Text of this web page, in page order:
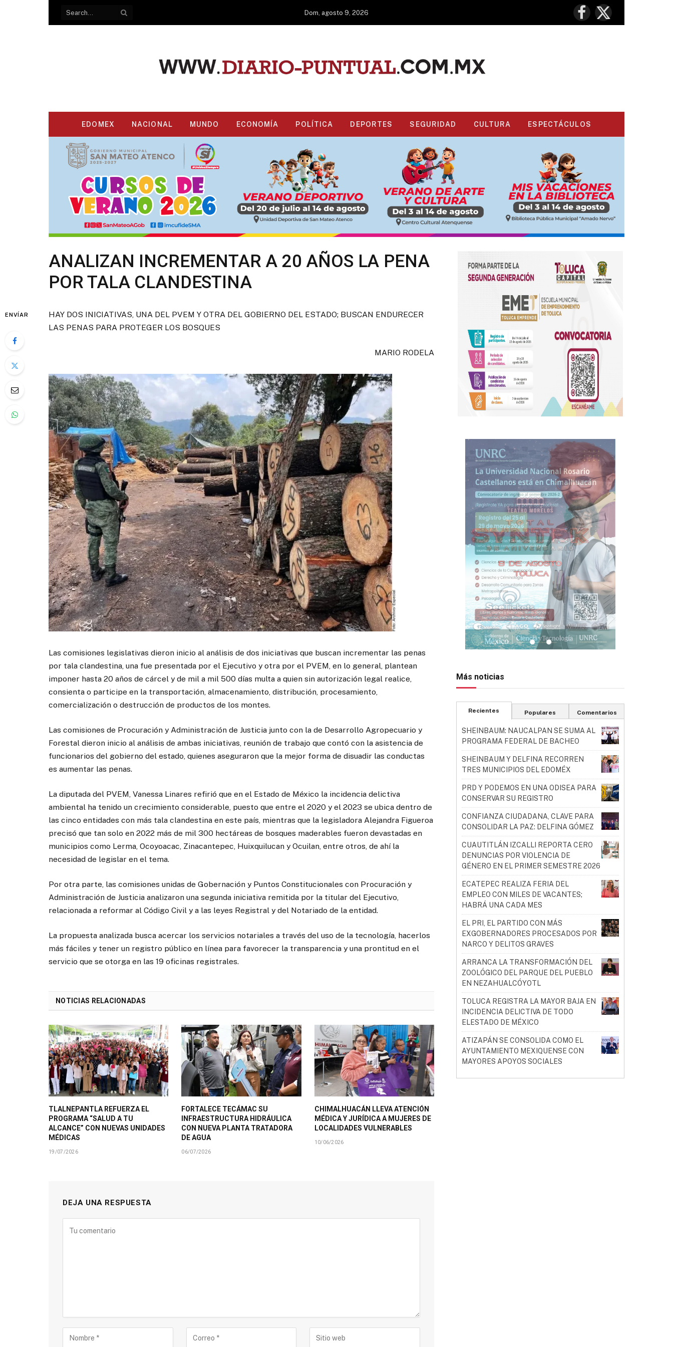
Dom, agosto 9, 2026
Facebook
X
(Twitter)
EDOMEX NACIONAL MUNDO ECONOMÍA POLÍTICA DEPORTES SEGURIDAD CULTURA ESPECTÁCULOS
ANALIZAN INCREMENTAR A 20 AÑOS LA PENA
POR TALA CLANDESTINA
ENVÍAR
HAY DOS INICIATIVAS, UNA DEL PVEM Y OTRA DEL GOBIERNO DEL ESTADO; BUSCAN ENDURECER
LAS PENAS PARA PROTEGER LOS BOSQUES
MARIO RODELA
Las comisiones legislativas dieron inicio al análisis de dos iniciativas que buscan incrementar las penas
por tala clandestina, una fue presentada por el Ejecutivo y otra por el PVEM, en lo general, plantean
imponer hasta 20 años de cárcel y de mil a mil 500 días multa a quien sin autorización legal realice,
consienta o participe en la transportación, almacenamiento, distribución, procesamiento,
comercialización o destrucción de productos de los montes.
Las comisiones de Procuración y Administración de Justicia junto con la de Desarrollo Agropecuario y
Forestal dieron inicio al análisis de ambas iniciativas, reunión de trabajo que contó con la asistencia de
funcionarios del gobierno del estado, quienes aseguraron que la mejor forma de disuadir las conductas
es aumentar las penas.
La diputada del PVEM, Vanessa Linares refirió que en el Estado de México la incidencia delictiva
ambiental ha tenido un crecimiento considerable, puesto que entre el 2020 y el 2023 se ubica dentro de
las cinco entidades con más tala clandestina en este país, mientras que la legisladora Alejandra Figueroa
precisó que tan solo en 2022 más de mil 300 hectáreas de bosques maderables fueron devastadas en
municipios como Lerma, Ocoyoacac, Zinacantepec, Huixquilucan y Ocuilan, entre otros, de ahí la
necesidad de legislar en el tema.
Por otra parte, las comisiones unidas de Gobernación y Puntos Constitucionales con Procuración y
Administración de Justicia analizaron una segunda iniciativa remitida por la titular del Ejecutivo,
relacionada a reformar al Código Civil y a las leyes Registral y del Notariado de la entidad.
La propuesta analizada busca acercar los servicios notariales a través del uso de la tecnología, hacerlos
más fáciles y tener un registro público en línea para favorecer la transparencia y una prontitud en el
servicio que se otorga en las 19 oficinas registrales.
NOTICIAS RELACIONADAS
TLALNEPANTLA REFUERZA EL
PROGRAMA “SALUD A TU
ALCANCE” CON NUEVAS UNIDADES
MÉDICAS
19/07/2026
FORTALECE TECÁMAC SU
INFRAESTRUCTURA HIDRÁULICA
CON NUEVA PLANTA TRATADORA
DE AGUA
06/07/2026
CHIMALHUACÁN LLEVA ATENCIÓN
MÉDICA Y JURÍDICA A MUJERES DE
LOCALIDADES VULNERABLES
10/06/2026
DEJA UNA RESPUESTA
Más noticias
Recientes Populares Comentarios
SHEINBAUM: NAUCALPAN SE SUMA AL
PROGRAMA FEDERAL DE BACHEO
SHEINBAUM Y DELFINA RECORREN
TRES MUNICIPIOS DEL EDOMÉX
PRD Y PODEMOS EN UNA ODISEA PARA
CONSERVAR SU REGISTRO
CONFIANZA CIUDADANA, CLAVE PARA
CONSOLIDAR LA PAZ: DELFINA GÓMEZ
CUAUTITLÁN IZCALLI REPORTA CERO
DENUNCIAS POR VIOLENCIA DE
GÉNERO EN EL PRIMER SEMESTRE 2026
ECATEPEC REALIZA FERIA DEL
EMPLEO CON MILES DE VACANTES;
HABRÁ UNA CADA MES
EL PRI, EL PARTIDO CON MÁS
EXGOBERNADORES PROCESADOS POR
NARCO Y DELITOS GRAVES
ARRANCA LA TRANSFORMACIÓN DEL
ZOOLÓGICO DEL PARQUE DEL PUEBLO
EN NEZAHUALCÓYOTL
TOLUCA REGISTRA LA MAYOR BAJA EN
INCIDENCIA DELICTIVA DE TODO
ELESTADO DE MÉXICO
ATIZAPÁN SE CONSOLIDA COMO EL
AYUNTAMIENTO MEXIQUENSE CON
MAYORES APOYOS SOCIALES